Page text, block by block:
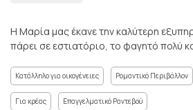
Η Μαρία μας έκανε την καλύτερη
πάρει σε εστιατόριο, το φαγητό πολύ
Κατάλληλο για οικογένειες Ρομαντικό Περιβάλλον
Για κρέας Επαγγελματικό Ραντεβού